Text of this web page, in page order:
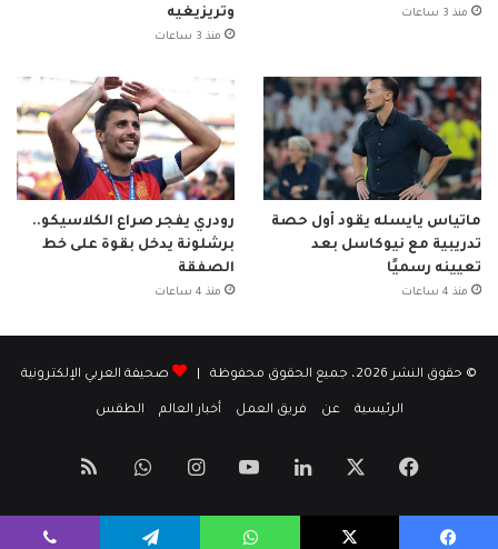
منذ 3 ساعات
وتريزيغيه
منذ 3 ساعات
ماتياس يايسله يقود أول حصة
تدريبية مع نيوكاسل بعد
تعيينه رسميًا
منذ 4 ساعات
رودري يفجر صراع الكلاسيكو..
برشلونة يدخل بقوة على خط
الصفقة
منذ 4 ساعات
© حقوق النشر 2026، جميع الحقوق محفوظة | صحيفة العربي الإلكترونية
الرئيسية عن فريق العمل أخبار العالم الطقس
فيسبوك لينكدإن‫YouTubeانستقرامواتسابملخص
الموقع